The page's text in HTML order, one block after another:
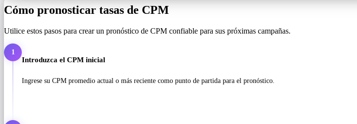
Cómo pronosticar tasas de CPM
Utilice estos pasos para crear un pronóstico de CPM confiable para sus próximas campañas.
1
Introduzca el CPM inicial
Ingrese su CPM promedio actual o más reciente como punto de partida para el pronóstico.